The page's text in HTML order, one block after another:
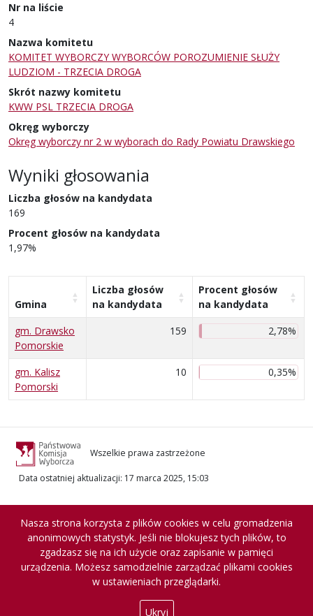
Nr na liście
4
Nazwa komitetu
KOMITET WYBORCZY WYBORCÓW POROZUMIENIE SŁUŻY
LUDZIOM - TRZECIA DROGA
Skrót nazwy komitetu
KWW PSL TRZECIA DROGA
Okręg wyborczy
Okręg wyborczy nr 2 w wyborach do Rady Powiatu Drawskiego
Wyniki głosowania
Liczba głosów na kandydata
169
Procent głosów na kandydata
1,97%
Gmina
Liczba głosów
na kandydata
Procent głosów
na kandydata
gm. Drawsko
Pomorskie
159 2,78%
gm. Kalisz
Pomorski
10 0,35%
Wszelkie prawa zastrzeżone
Data ostatniej aktualizacji: 17 marca 2025, 15:03
Nasza strona korzysta z plików cookies w celu gromadzenia
anonimowych statystyk. Jeśli nie blokujesz tych plików, to
zgadzasz się na ich użycie oraz zapisanie w pamięci
urządzenia. Możesz samodzielnie zarządzać plikami cookies
w ustawieniach przeglądarki.
Ukryj